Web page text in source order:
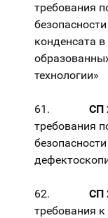
требования
конденсата
технологии»
61. СП
требования
62. СП
требования